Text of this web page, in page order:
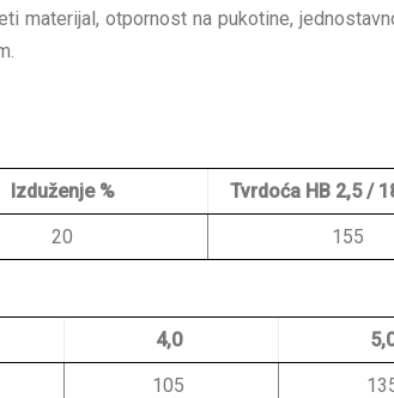
materijal, otpornost na pukotine,
Izduženje % Tvrdoća HB 2,5 /
20 155
4,0
105